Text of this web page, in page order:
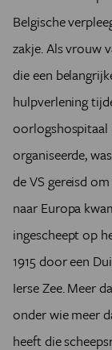
Belgische
zakje. Als vrouw
die een
hulpverlening
oorlogshospitaal
organiseerde,
de VS gereisd
naar Europa
ingescheept op
1915 door een
Ierse Zee. Meer
onder wie meer
heeft die